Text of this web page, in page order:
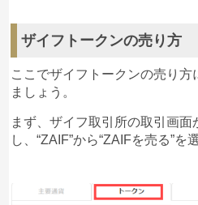
ザイフトークンの売り方
ここでザイフトークンの売り方
ましょう。
まず、ザイフ取引所の取引画面
し、“ZAIF”から“ZAIFを売る”を